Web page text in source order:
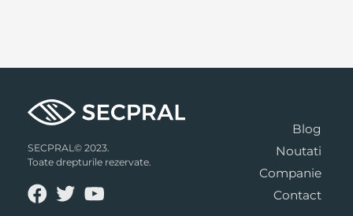
SECPRAL© 2023.
Toate drepturile rezervate.
Blog
Noutati
Companie
Contact